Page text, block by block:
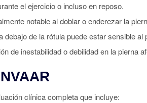
el ejercicio o incluso en reposo.
notable al doblar o enderezar la
debajo de la rótula puede estar sensible al
de inestabilidad o debilidad en la pierna
clínica completa que incluye: